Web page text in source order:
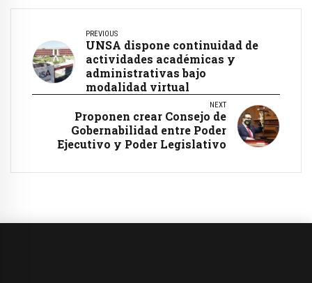
PREVIOUS
UNSA dispone continuidad de
actividades académicas y
administrativas bajo
modalidad virtual
NEXT
Proponen crear Consejo de
Gobernabilidad entre Poder
Ejecutivo y Poder Legislativo